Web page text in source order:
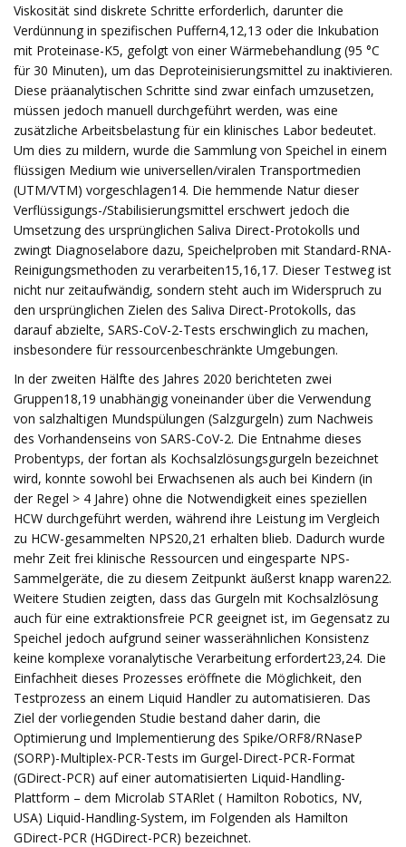
Viskosität sind diskrete Schritte erforderlich, darunter die
Verdünnung in spezifischen Puffern4,12,13 oder die Inkubation
mit Proteinase-K5, gefolgt von einer Wärmebehandlung (95 °C
für 30 Minuten), um das Deproteinisierungsmittel zu inaktivieren.
Diese präanalytischen Schritte sind zwar einfach umzusetzen,
müssen jedoch manuell durchgeführt werden, was eine
zusätzliche Arbeitsbelastung für ein klinisches Labor bedeutet.
Um dies zu mildern, wurde die Sammlung von Speichel in einem
flüssigen Medium wie universellen/viralen Transportmedien
(UTM/VTM) vorgeschlagen14. Die hemmende Natur dieser
Verflüssigungs-/Stabilisierungsmittel erschwert jedoch die
Umsetzung des ursprünglichen Saliva Direct-Protokolls und
zwingt Diagnoselabore dazu, Speichelproben mit Standard-RNA-
Reinigungsmethoden zu verarbeiten15,16,17. Dieser Testweg ist
nicht nur zeitaufwändig, sondern steht auch im Widerspruch zu
den ursprünglichen Zielen des Saliva Direct-Protokolls, das
darauf abzielte, SARS-CoV-2-Tests erschwinglich zu machen,
insbesondere für ressourcenbeschränkte Umgebungen.
In der zweiten Hälfte des Jahres 2020 berichteten zwei
Gruppen18,19 unabhängig voneinander über die Verwendung
von salzhaltigen Mundspülungen (Salzgurgeln) zum Nachweis
des Vorhandenseins von SARS-CoV-2. Die Entnahme dieses
Probentyps, der fortan als Kochsalzlösungsgurgeln bezeichnet
wird, konnte sowohl bei Erwachsenen als auch bei Kindern (in
der Regel > 4 Jahre) ohne die Notwendigkeit eines speziellen
HCW durchgeführt werden, während ihre Leistung im Vergleich
zu HCW-gesammelten NPS20,21 erhalten blieb. Dadurch wurde
mehr Zeit frei klinische Ressourcen und eingesparte NPS-
Sammelgeräte, die zu diesem Zeitpunkt äußerst knapp waren22.
Weitere Studien zeigten, dass das Gurgeln mit Kochsalzlösung
auch für eine extraktionsfreie PCR geeignet ist, im Gegensatz zu
Speichel jedoch aufgrund seiner wasserähnlichen Konsistenz
keine komplexe voranalytische Verarbeitung erfordert23,24. Die
Einfachheit dieses Prozesses eröffnete die Möglichkeit, den
Testprozess an einem Liquid Handler zu automatisieren. Das
Ziel der vorliegenden Studie bestand daher darin, die
Optimierung und Implementierung des Spike/ORF8/RNaseP
(SORP)-Multiplex-PCR-Tests im Gurgel-Direct-PCR-Format
(GDirect-PCR) auf einer automatisierten Liquid-Handling-
Plattform – dem Microlab STARlet ( Hamilton Robotics, NV,
USA) Liquid-Handling-System, im Folgenden als Hamilton
GDirect-PCR (HGDirect-PCR) bezeichnet.